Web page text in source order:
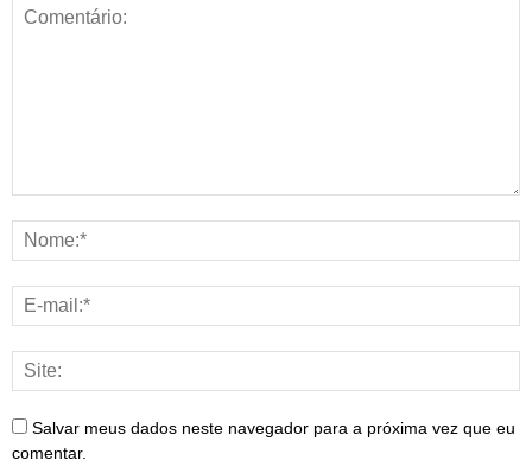
Salvar meus dados neste navegador para a próxima vez que eu
comentar.